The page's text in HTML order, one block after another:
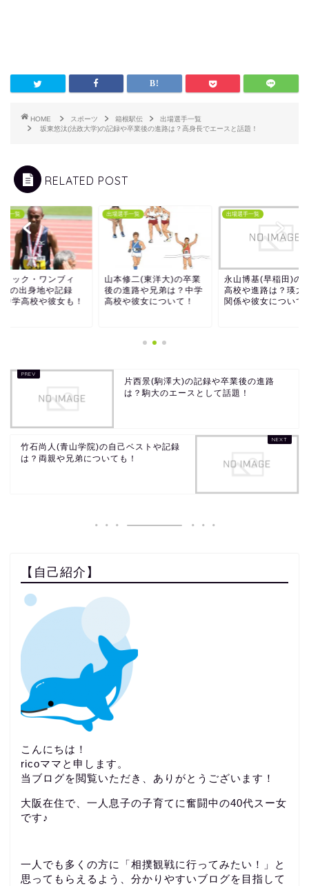
HOME スポーツ 箱根駅伝
出場選手一覧
坂東悠汰(法政大学)の記録や卒業後の進路は？高身長でエースと話題！
RELATED POST
手一覧
リック・ワンブィ
)の出身地や記録
中学高校や彼女も！
出場選手一覧
山本修二(東洋大)の卒業
後の進路や兄弟は？中学
高校や彼女について！
出場選手一覧
永山博基(早稲田)の
高校や進路は？瑛太
関係や彼女について
片西景(駒澤大)の記録や卒業後の進路
は？駒大のエースとして話題！
竹石尚人(青山学院)の自己ベストや記録
は？両親や兄弟についても！
【自己紹介】
こんにちは！
ricoママと申します。
当ブログを閲覧いただき、ありがとうございます！
大阪在住で、一人息子の子育てに奮闘中の40代スー女
です♪
一人でも多くの方に「相撲観戦に行ってみたい！」と
思ってもらえるよう、分かりやすいブログを目指して